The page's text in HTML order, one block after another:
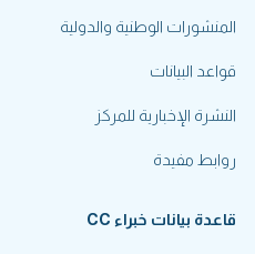
المنشورات الوطنية والدولية
قواعد البيانات
النشرة الإخبارية للمركز
روابط مفيدة
قاعدة بيانات خبراء CC